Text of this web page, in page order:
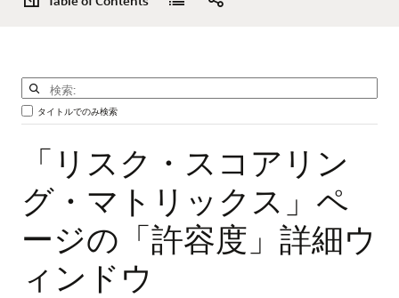
タイトルでのみ検索
「リスク・スコアリン
グ・マトリックス」ペ
ージの「許容度」詳細ウ
ィンドウ